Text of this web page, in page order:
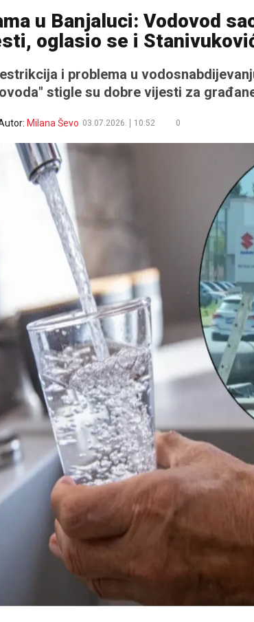
u Banjaluci: Vodovod
oglasio se i
i problema u
stigle su dobre vijesti za
Milana Ševo 03.07.2026. 10:52 0